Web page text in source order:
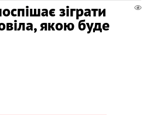
зіграти
якою буде